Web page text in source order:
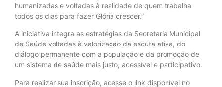
humanizadas e voltadas à realidade de quem trabalha
todos os dias para fazer Glória crescer.”
A iniciativa integra as estratégias da Secretaria Municipal
de Saúde voltadas à valorização da escuta ativa, do
diálogo permanente com a população e da promoção de
um sistema de saúde mais justo, acessível e participativo.
Para realizar sua inscrição, acesse o link disponível no